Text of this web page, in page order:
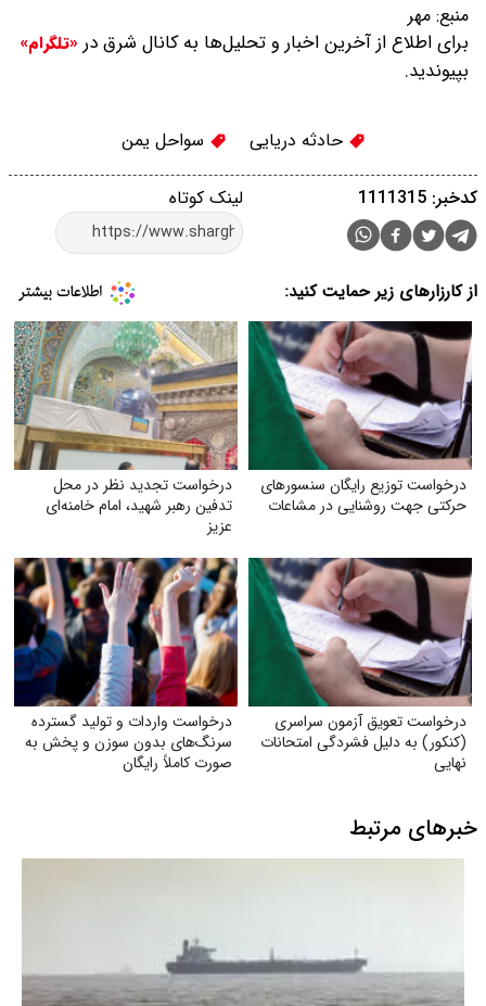
منبع: مهر
برای اطلاع از آخرین اخبار و تحلیل‌ها به کانال شرق در «تلگرام»
بپیوندید.
حادثه دریایی سواحل یمن
لینک کوتاه کدخبر: 1111315
از کارزارهای زیر حمایت کنید:
درخواست توزیع رایگان سنسورهای
حرکتی جهت روشنایی در مشاعات
درخواست تجدید نظر در محل
تدفین رهبر شهید، امام خامنه‌ای
عزیز
درخواست تعویق آزمون سراسری
(کنکور) به دلیل فشردگی امتحانات
نهایی
درخواست واردات و تولید گسترده
سرنگ‌های بدون سوزن و پخش به
صورت کاملاً رایگان
خبرهای مرتبط